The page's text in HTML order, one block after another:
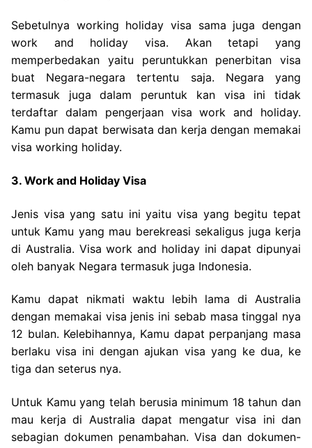
Sebetulnya working holiday visa sama juga dengan
work and holiday visa. Akan tetapi yang
memperbedakan yaitu peruntukkan penerbitan visa
buat Negara-negara tertentu saja. Negara yang
termasuk juga dalam peruntuk kan visa ini tidak
terdaftar dalam pengerjaan visa work and holiday.
Kamu pun dapat berwisata dan kerja dengan memakai
visa working holiday.
3. Work and Holiday Visa
Jenis visa yang satu ini yaitu visa yang begitu tepat
untuk Kamu yang mau berekreasi sekaligus juga kerja
di Australia. Visa work and holiday ini dapat dipunyai
oleh banyak Negara termasuk juga Indonesia.
Kamu dapat nikmati waktu lebih lama di Australia
dengan memakai visa jenis ini sebab masa tinggal nya
12 bulan. Kelebihannya, Kamu dapat perpanjang masa
berlaku visa ini dengan ajukan visa yang ke dua, ke
tiga dan seterus nya.
Untuk Kamu yang telah berusia minimum 18 tahun dan
mau kerja di Australia dapat mengatur visa ini dan
sebagian dokumen penambahan. Visa dan dokumen-